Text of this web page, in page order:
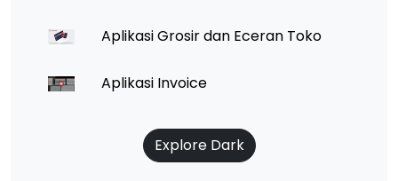
Aplikasi Grosir dan Eceran Toko
Aplikasi Invoice
Explore Dark